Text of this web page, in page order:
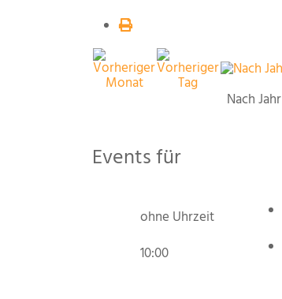
Nach Jahr
Events für
ohne Uhrzeit
10:00